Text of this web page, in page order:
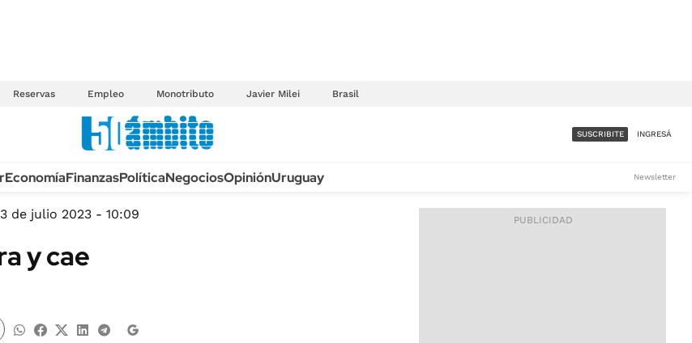
Reservas Empleo Monotributo Javier Milei Brasil
TECNOLOGÍA
MÉXICO
MUNDO
ACCESO FULL - $1.800/MES
SUSCRIBITE INGRESÁ
EconomíaFinanzasPolíticaNegociosOpiniónUruguay Newsletter
de julio 2023 - 10:09
y cae